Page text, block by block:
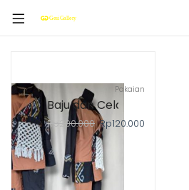
Pakaian
Baju dan Celana Pria Troso
Rp 200.000 Rp120.000